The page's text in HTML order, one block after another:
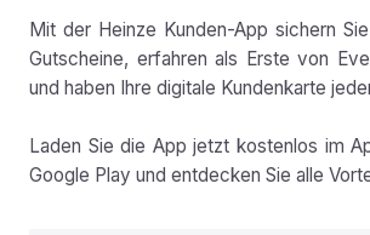
Mit der Heinze Kunden-App sichern
Gutscheine, erfahren als Erste von
und haben Ihre digitale Kundenkarte
Laden Sie die App jetzt kostenlos im
Google Play und entdecken Sie alle